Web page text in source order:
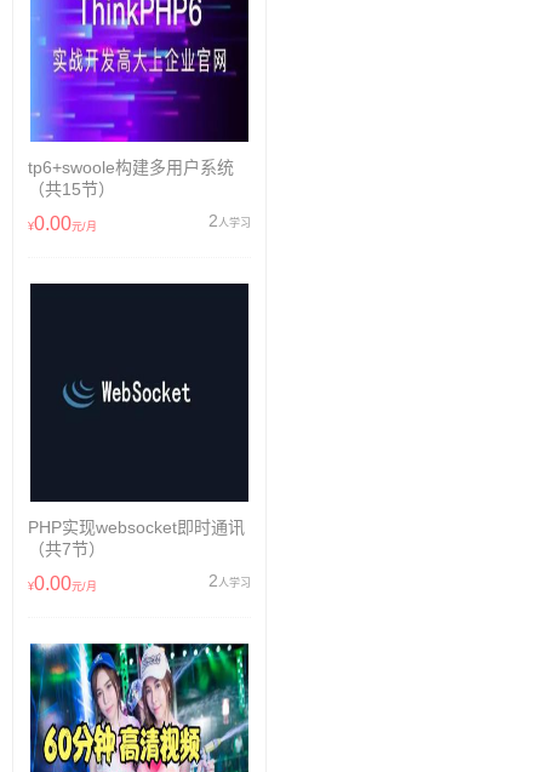
tp6+swoole构建多用户系统
（共15节）
¥0.00元/月 2人学习
PHP实现websocket即时通讯
（共7节）
¥0.00元/月 2人学习